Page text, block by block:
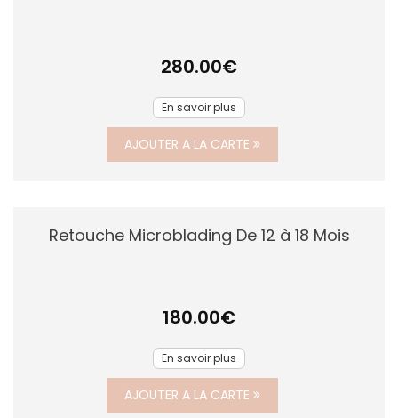
280.00€
En savoir plus
AJOUTER A LA CARTE
Retouche Microblading De 12 à 18 Mois
180.00€
En savoir plus
AJOUTER A LA CARTE